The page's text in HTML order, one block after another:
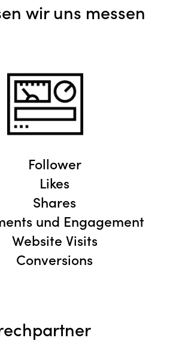
wir uns messen
Follower
Likes
Shares
und Engagement
Website Visits
Conversions